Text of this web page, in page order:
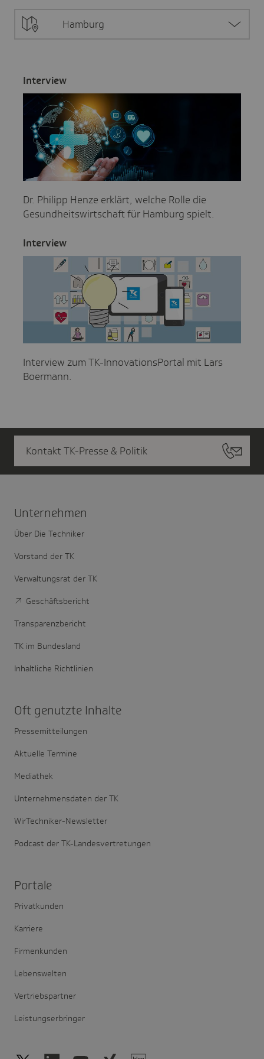
Hamburg
Inter­view
Dr. Philipp Henze erklärt, welche Rolle die
Gesundheitswirtschaft für Hamburg spielt.
Inter­view
Interview zum TK-InnovationsPortal mit Lars
Boermann.
Kontakt TK-Presse & Politik
Unter­nehmen
Über Die Techniker
Vorstand der TK
Verwaltungsrat der TK
Geschäftsbericht
Transparenzbericht
TK im Bundesland
Inhaltliche Richtlinien
Oft genutzte Inhalte
Pressemitteilungen
Aktuelle Termine
Mediathek
Unternehmensdaten der TK
WirTechniker-Newsletter
Podcast der TK-Landesvertretungen
Portale
Privatkunden
Karriere
Firmenkunden
Lebenswelten
Vertriebspartner
Leistungserbringer